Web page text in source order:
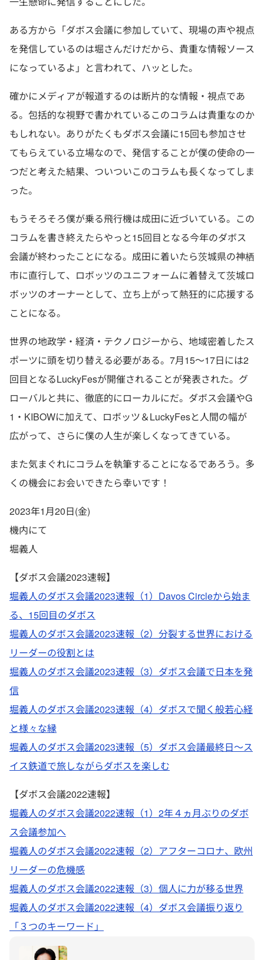
ある方から「ダボス会議に参加していて、現場の声や視点
を発信しているのは堀さんだけだから、貴重な情報ソース
になっているよ」と言われて、ハッとした。
確かにメディアが報道するのは断片的な情報・視点であ
る。包括的な視野で書かれているこのコラムは貴重なのか
もしれない。ありがたくもダボス会議に15回も参加させ
てもらえている立場なので、発信することが僕の使命の一
つだと考えた結果、ついついこのコラムも長くなってしま
った。
もうそろそろ僕が乗る飛行機は成田に近づいている。この
コラムを書き終えたらやっと15回目となる今年のダボス
会議が終わったことになる。成田に着いたら茨城県の神栖
市に直行して、ロボッツのユニフォームに着替えて茨城ロ
ボッツのオーナーとして、立ち上がって熱狂的に応援する
ことになる。
世界の地政学・経済・テクノロジーから、地域密着したス
ポーツに頭を切り替える必要がある。7月15〜17日には2
回目となるLuckyFesが開催されることが発表された。グ
ローバルと共に、徹底的にローカルにだ。ダボス会議やG
1・KIBOWに加えて、ロボッツ＆LuckyFesと人間の幅が
広がって、さらに僕の人生が楽しくなってきている。
また気まぐれにコラムを執筆することになるであろう。多
くの機会にお会いできたら幸いです！
2023年1月20日(金)
機内にて
堀義人
【ダボス会議2023速報】
堀義人のダボス会議2023速報（1）Davos Circleから始ま
る、15回目のダボス
堀義人のダボス会議2023速報（2）分裂する世界における
リーダーの役割とは
堀義人のダボス会議2023速報（3）ダボス会議で日本を発
信
堀義人のダボス会議2023速報（4）ダボスで聞く般若心経
と様々な縁
堀義人のダボス会議2023速報（5）ダボス会議最終日～ス
イス鉄道で旅しながらダボスを楽しむ
【ダボス会議2022速報】
堀義人のダボス会議2022速報（1）2年４ヵ月ぶりのダボ
ス会議参加へ
堀義人のダボス会議2022速報（2）アフターコロナ、欧州
リーダーの危機感
堀義人のダボス会議2022速報（3）個人に力が移る世界
堀義人のダボス会議2022速報（4）ダボス会議振り返り
「３つのキーワード」